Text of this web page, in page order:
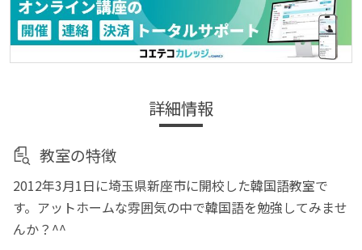
詳細情報
教室の特徴
2012年3月1日に埼玉県新座市に開校した韓国語教室で
す。アットホームな雰囲気の中で韓国語を勉強してみませ
んか？^^